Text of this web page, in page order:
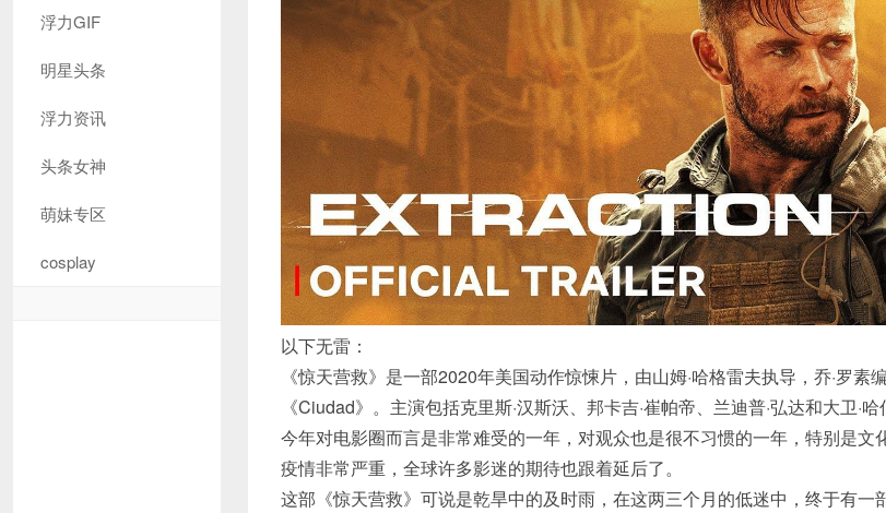
浮力GIF
明星头条
浮力资讯
头条女神
萌妹专区
cosplay
以下无雷：
《惊天营救》是一部2020年美国动作惊悚片，由山姆·哈格雷夫执导，乔·罗素
《Ciudad》。主演包括克里斯·汉斯沃、邦卡吉·崔帕帝、兰迪普·弘达和大卫·哈
今年对电影圈而言是非常难受的一年，对观众也是很不习惯的一年，特别是文
疫情非常严重，全球许多影迷的期待也跟着延后了。
这部《惊天营救》可说是乾旱中的及时雨，在这两三个月的低迷中，终于有一